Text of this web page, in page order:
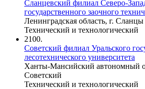
Сланцевский филиал Северо-
государственного заочного
Ленинградская область, г. Сланцы
Технический и технологический
2100.
Советский филиал Уральского
лесотехнического университета
Ханты-Мансийский автономный
Советский
Технический и технологический